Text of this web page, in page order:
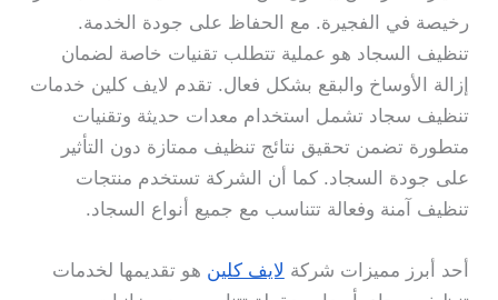
رخيصة في الفجيرة. مع الحفاظ على جودة الخدمة.
تنظيف السجاد هو عملية تتطلب تقنيات خاصة لضمان
إزالة الأوساخ والبقع بشكل فعال. تقدم لايف كلين خدمات
تنظيف سجاد تشمل استخدام معدات حديثة وتقنيات
متطورة تضمن تحقيق نتائج تنظيف ممتازة دون التأثير
على جودة السجاد. كما أن الشركة تستخدم منتجات
تنظيف آمنة وفعالة تتناسب مع جميع أنواع السجاد.
أحد أبرز مميزات شركة لايف كلين هو تقديمها لخدمات